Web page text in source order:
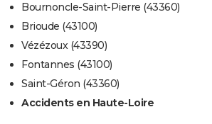
Bournoncle-Saint-Pierre (43360)
Brioude (43100)
Vézézoux (43390)
Fontannes (43100)
Saint-Géron (43360)
Accidents en Haute-Loire